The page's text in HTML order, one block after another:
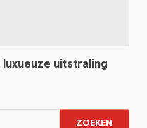
uitstraling